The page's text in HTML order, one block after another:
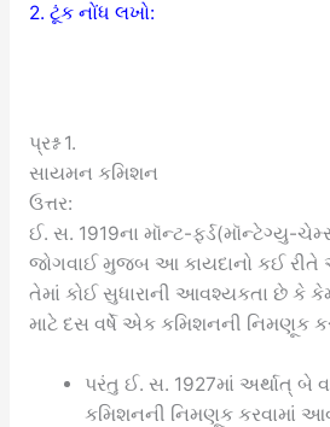
2. ટૂંક નોંધ લખો:
પ્રશ્ન 1.
સાયમન કમિશન
ઉત્તર:
ઈ. સ. 1919ના મૉન્ટ-ફર્ડ(મૉન્ટેગ્યુ-
જોગવાઈ મુજબ આ કાયદાનો કઈ
તેમાં કોઈ સુધારાની આવશ્યકતા છે કે
માટે દસ વર્ષે એક કમિશનની નિમણૂક
પરંતુ ઈ. સ. 1927માં અર્થાત્ બે
કમિશનની નિમણૂક કરવામાં